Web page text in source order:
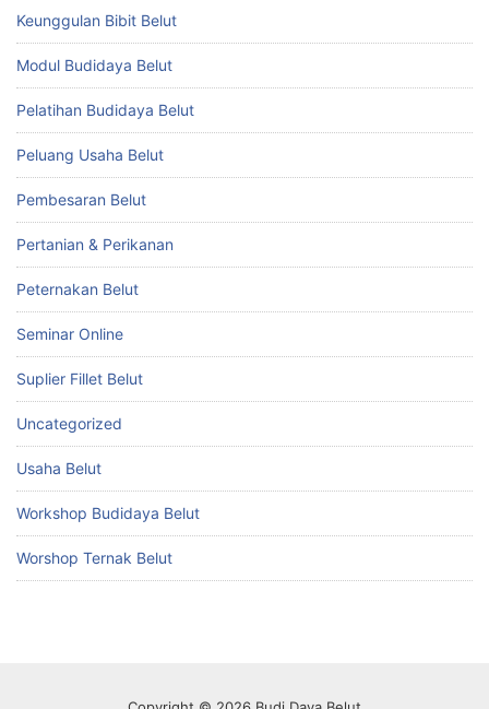
Keunggulan Bibit Belut
Modul Budidaya Belut
Pelatihan Budidaya Belut
Peluang Usaha Belut
Pembesaran Belut
Pertanian & Perikanan
Peternakan Belut
Seminar Online
Suplier Fillet Belut
Uncategorized
Usaha Belut
Workshop Budidaya Belut
Worshop Ternak Belut